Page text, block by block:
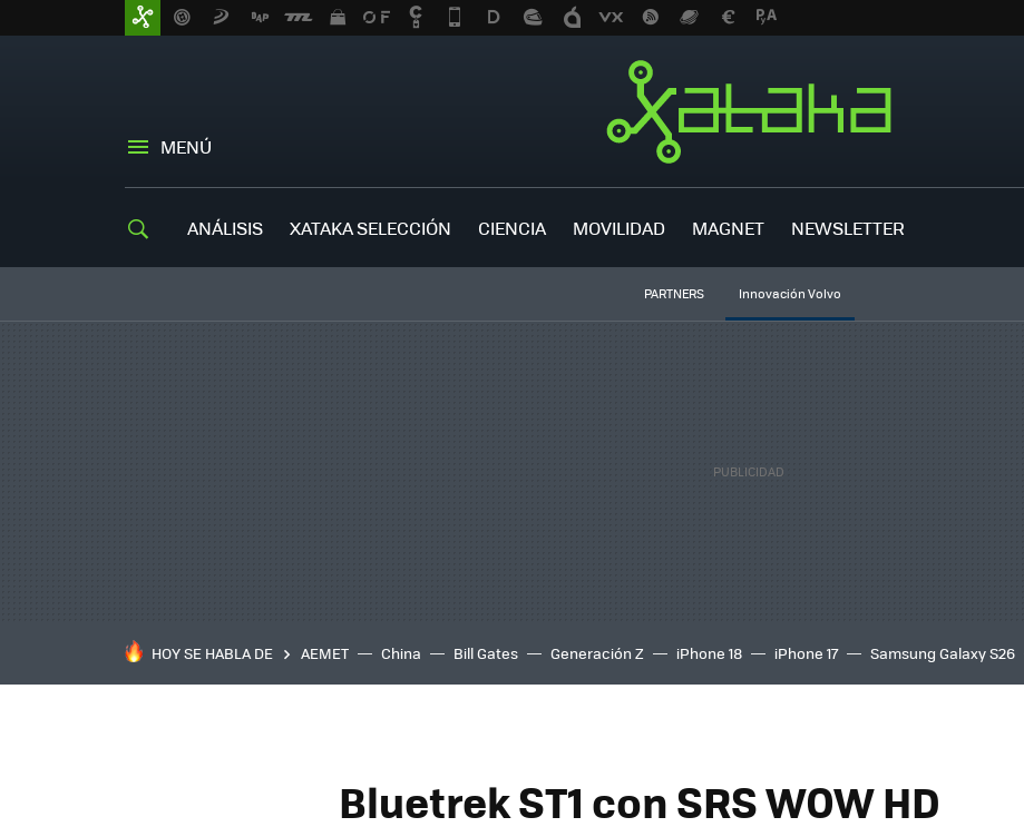
MENÚ
ANÁLISIS XATAKA SELECCIÓN CIENCIA MOVILIDAD MAGNET NEWSLETTER
PARTNERS Innovación Volvo
HOY SE HABLA DE AEMET China Bill Gates Generación Z iPhone 18 iPhone 17 Samsung Galaxy S26
Bluetrek ST1 con SRS WOW HD